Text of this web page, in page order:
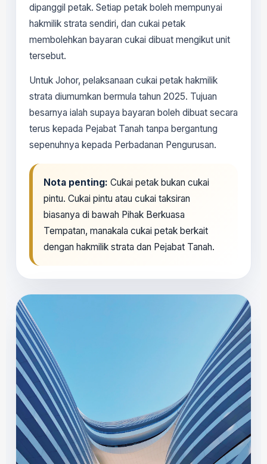
dipanggil petak. Setiap petak boleh mempunyai
hakmilik strata sendiri, dan cukai petak
membolehkan bayaran cukai dibuat mengikut unit
tersebut.
Untuk Johor, pelaksanaan cukai petak hakmilik
strata diumumkan bermula tahun 2025. Tujuan
besarnya ialah supaya bayaran boleh dibuat secara
terus kepada Pejabat Tanah tanpa bergantung
sepenuhnya kepada Perbadanan Pengurusan.
Nota penting: Cukai petak bukan cukai
pintu. Cukai pintu atau cukai taksiran
biasanya di bawah Pihak Berkuasa
Tempatan, manakala cukai petak berkait
dengan hakmilik strata dan Pejabat Tanah.